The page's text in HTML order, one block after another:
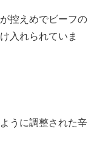
控えめでビーフの
入れられていま
うに調整された辛